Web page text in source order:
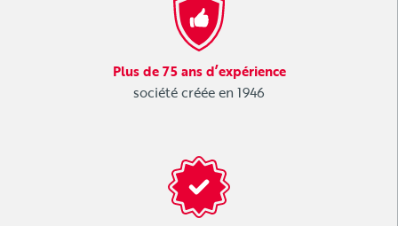
Plus de 75 ans d’expérience
société créée en 1946